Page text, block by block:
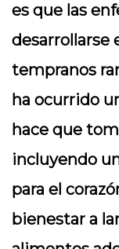
es que las
desarrollarse
tempranos
ha ocurrido
hace que
incluyendo
para el
bienestar a